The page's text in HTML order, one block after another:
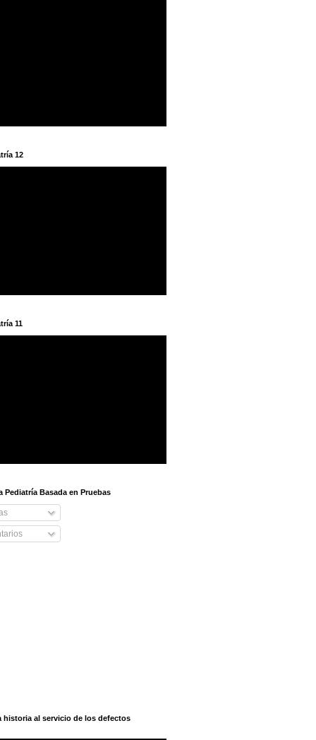
12
11
Pediatría Basada en Pruebas
historia al servicio de los defectos